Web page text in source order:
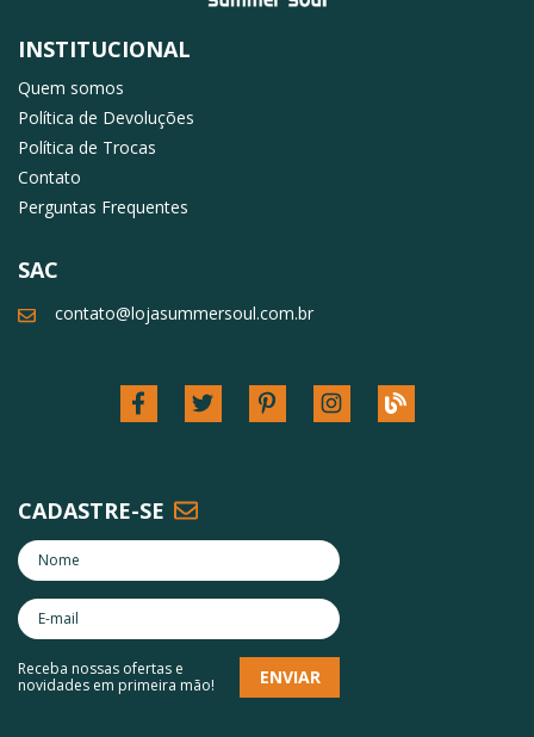
INSTITUCIONAL
Quem somos
Política de Devoluções
Política de Trocas
Contato
Perguntas Frequentes
SAC
contato@lojasummersoul.com.br
CADASTRE-SE
Receba nossas ofertas e
novidades em primeira mão!